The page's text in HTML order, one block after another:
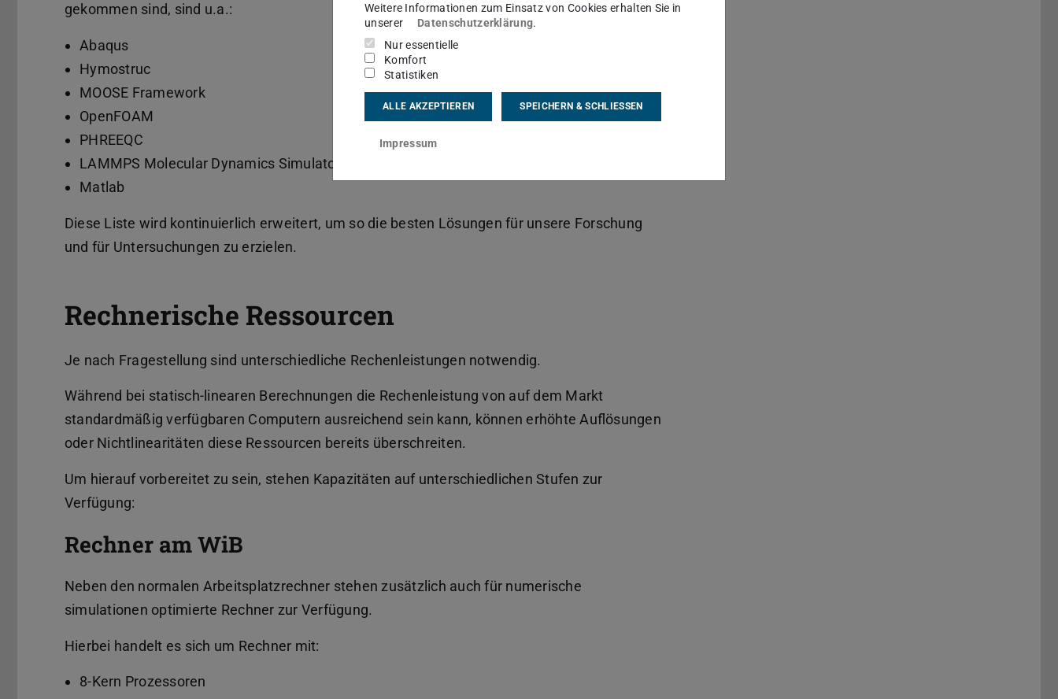
gekommen sind, sind u.a.:
Abaqus
Hymostruc
MOOSE Framework
OpenFOAM
PHREEQC
LAMMPS Molecular Dynamics Simulator
Matlab
Diese Liste wird kontinuierlich erweitert, um so die besten Lösungen für unsere Forschung
und für Untersuchungen zu erzielen.
Rechnerische Ressourcen
Je nach Fragestellung sind unterschiedliche Rechenleistungen notwendig.
Während bei statisch-linearen Berechnungen die Rechenleistung von auf dem Markt
standardmäßig verfügbaren Computern ausreichend sein kann, können erhöhte Auflösungen
oder Nichtlinearitäten diese Ressourcen bereits überschreiten.
Um hierauf vorbereitet zu sein, stehen Kapazitäten auf unterschiedlichen Stufen zur
Verfügung:
Rechner am WiB
Neben den normalen Arbeitsplatzrechner stehen zusätzlich auch für numerische
simulationen optimierte Rechner zur Verfügung.
Hierbei handelt es sich um Rechner mit:
8-Kern Prozessoren
Weitere Informationen zum Einsatz von Cookies erhalten Sie in
unserer
Datenschutzerklärung.
Nur essentielle
Komfort
Statistiken
ALLE AKZEPTIEREN SPEICHERN & SCHLIESSEN
Impressum